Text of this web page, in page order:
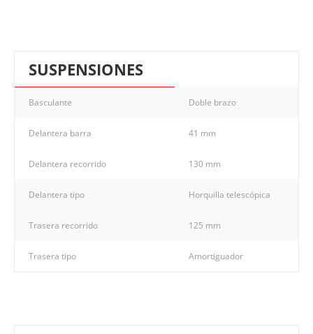
SUSPENSIONES
Basculante Doble brazo
Delantera barra 41 mm
Delantera recorrido 130 mm
Delantera tipo Horquilla telescópica
Trasera recorrido 125 mm
Trasera tipo Amortiguador